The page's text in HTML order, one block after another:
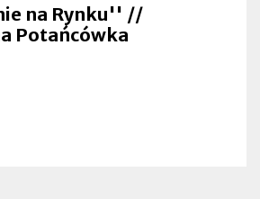
na Rynku'' //
Potańcówka